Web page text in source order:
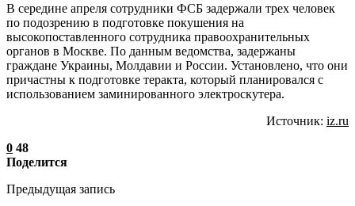
В середине апреля сотрудники ФСБ задержали трех человек
по подозрению в подготовке покушения на
высокопоставленного сотрудника правоохранительных
органов в Москве. По данным ведомства, задержаны
граждане Украины, Молдавии и России. Установлено, что они
причастны к подготовке теракта, который планировался с
использованием заминированного электроскутера.
Источник: iz.ru
0 48
Поделится
Предыдущая запись